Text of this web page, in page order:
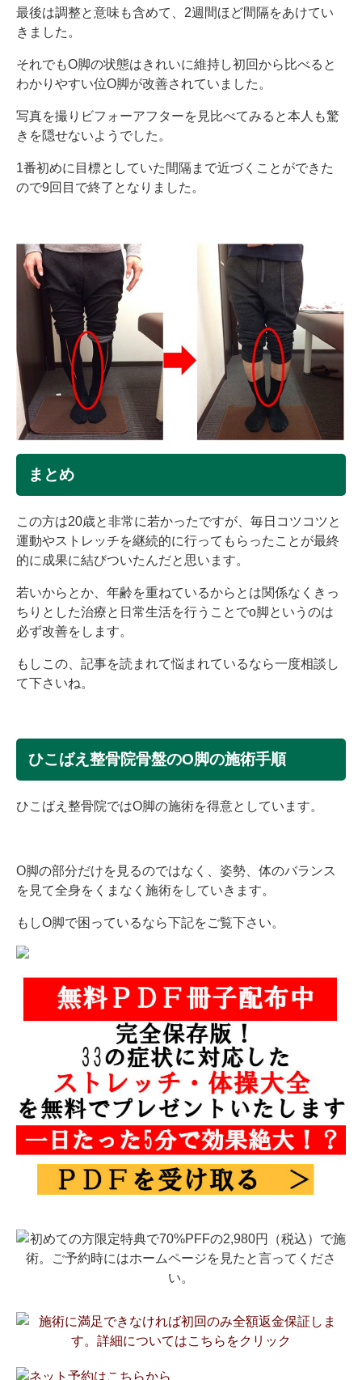
最後は調整と意味も含めて、2週間ほど間隔をあけてい
きました。
それでもO脚の状態はきれいに維持し初回から比べると
わかりやすい位O脚が改善されていました。
写真を撮りビフォーアフターを見比べてみると本人も驚
きを隠せないようでした。
1番初めに目標としていた間隔まで近づくことができた
ので9回目で終了となりました。
まとめ
この方は20歳と非常に若かったですが、毎日コツコツと
運動やストレッチを継続的に行ってもらったことが最終
的に成果に結びついたんだと思います。
若いからとか、年齢を重ねているからとは関係なくきっ
ちりとした治療と日常生活を行うことでo脚というのは
必ず改善をします。
もしこの、記事を読まれて悩まれているなら一度相談し
て下さいね。
ひこばえ整骨院骨盤のO脚の施術手順
ひこばえ整骨院ではO脚の施術を得意としています。
O脚の部分だけを見るのではなく、姿勢、体のバランス
を見て全身をくまなく施術をしていきます。
もしO脚で困っているなら下記をご覧下さい。